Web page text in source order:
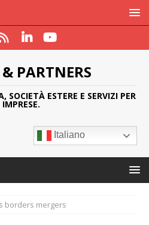
PARTNERS
SOCIETÀ ESTERE E SERVIZI PER
IMPRESE.
Italiano
borders mergers